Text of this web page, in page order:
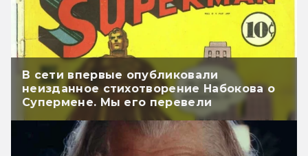
В сети впервые опубликовали
неизданное стихотворение Набокова о
Супермене. Мы его перевели